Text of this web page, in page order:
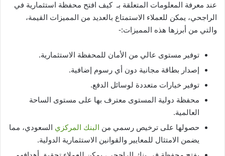
عند معرفة المعلومات المتعلقة بـ كيف افتح محفظة استثمارية في
الراجحي، يمكن للعملاء الاستمتاع بالعديد من المميزات القيمة،
والتي من أبرزها هذه المميزات:-
توفير مستوى عالي من الأمان للمحفظة الاستثمارية.
إصدار بطاقة مجانية دون أي رسوم إضافية.
توفير خيارات متعددة لوسائل الدفع.
محفظة دولية المستوى معترف بها على مستوى الساحة
العالمية.
حصولها على ترخيص رسمي من البنك المركزي السعودي، مما
يضمن الامتثال للمعايير والقوانين الاستثمارية الدولية.